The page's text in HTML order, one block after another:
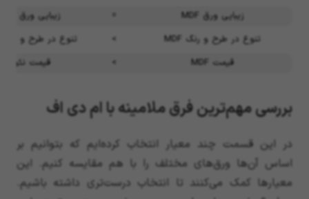
زیبایی ورق MDF
=
زیبایی ورق
تنوع در طرح و رنگ MDF
>
تنوع در طرح و رنگ
قیمت MDF
> قیمت نئوپان
بررسی مهم‌ترین فرق ملامینه با ام دی اف
در این قسمت چند معیار انتخاب کرده‌ایم که بتوانیم بر
اساس آن‌ها ورق‌های مختلف را با هم مقایسه کنیم. این
معیارها کمک می‌کنند تا انتخاب درست‌تری داشته باشیم.